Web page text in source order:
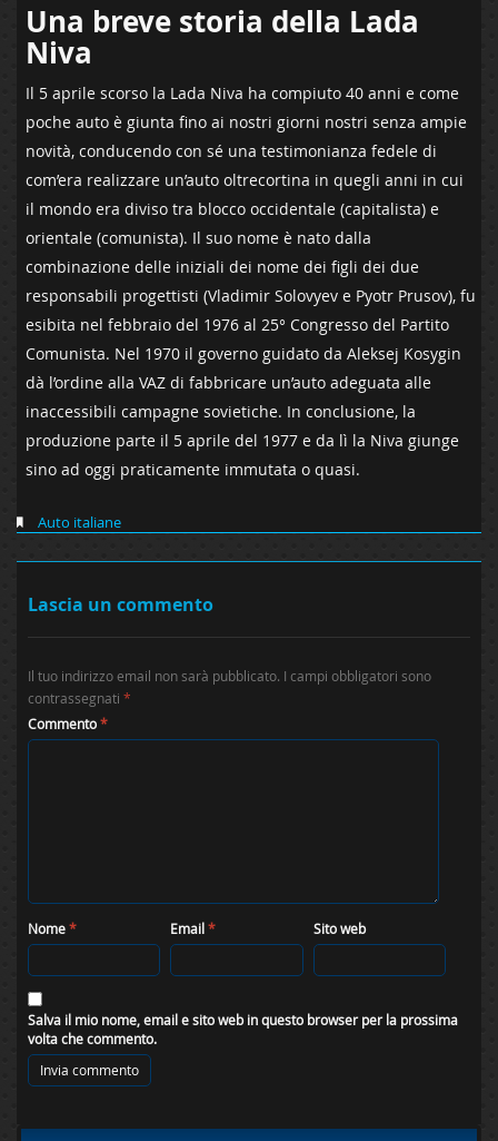
Una breve storia della Lada
Niva
Il 5 aprile scorso la Lada Niva ha compiuto 40 anni e come
poche auto è giunta fino ai nostri giorni nostri senza ampie
novità, conducendo con sé una testimonianza fedele di
com’era realizzare un’auto oltrecortina in quegli anni in cui
il mondo era diviso tra blocco occidentale (capitalista) e
orientale (comunista). Il suo nome è nato dalla
combinazione delle iniziali dei nome dei figli dei due
responsabili progettisti (Vladimir Solovyev e Pyotr Prusov), fu
esibita nel febbraio del 1976 al 25° Congresso del Partito
Comunista. Nel 1970 il governo guidato da Aleksej Kosygin
dà l’ordine alla VAZ di fabbricare un’auto adeguata alle
inaccessibili campagne sovietiche. In conclusione, la
produzione parte il 5 aprile del 1977 e da lì la Niva giunge
sino ad oggi praticamente immutata o quasi.
Auto italiane
Lascia un commento
Il tuo indirizzo email non sarà pubblicato. I campi obbligatori sono
contrassegnati *
Commento*
Nome* Email* Sito web
Salva il mio nome, email e sito web in questo browser per la prossima
volta che commento.